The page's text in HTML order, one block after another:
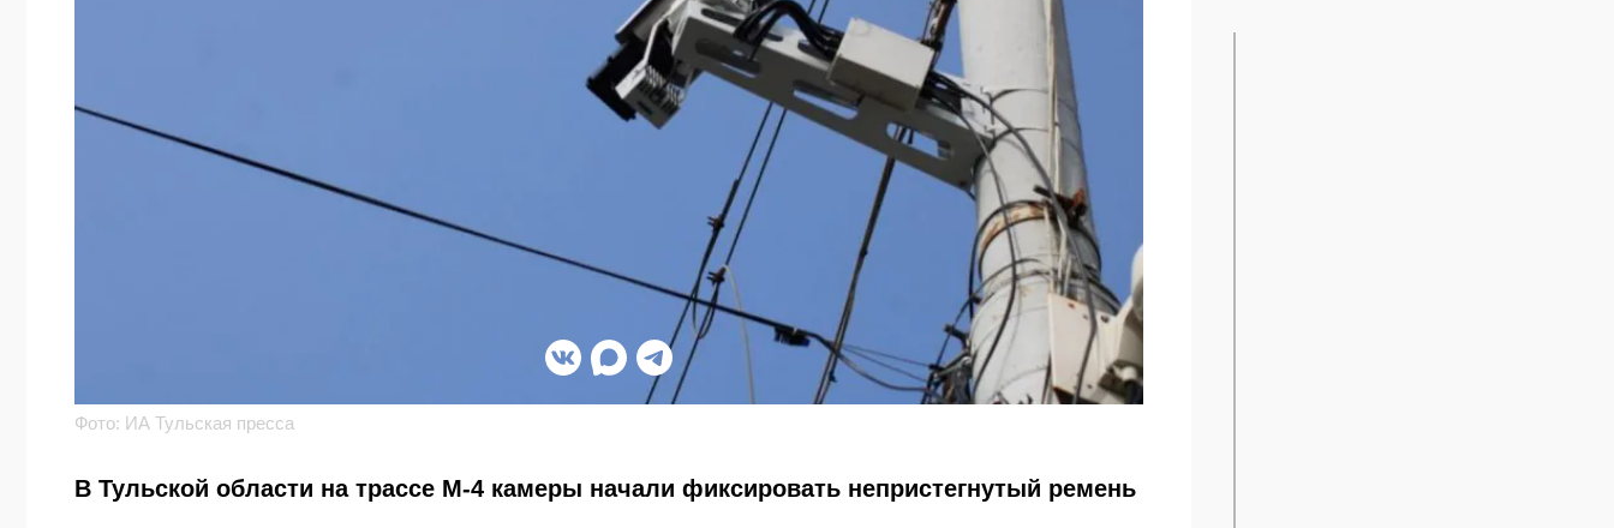
Фото: ИА Тульская пресса
В Тульской области на трассе М-4 камеры начали фиксировать непристегнутый ремень